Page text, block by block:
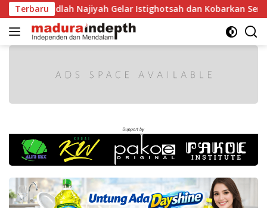
Langsung
ke
konten
TerbaruNajiyah Gelar Istighotsah dan Kobarkan Semangat